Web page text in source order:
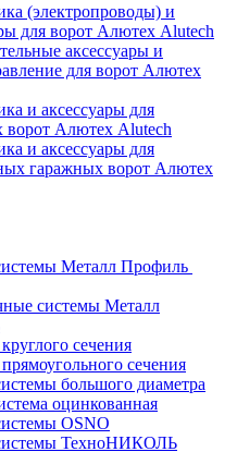
(электропроводы) и
для ворот Алютех Alutech
аксессуары и
для ворот Алютех
и аксессуары для
ворот Алютех Alutech
и аксессуары для
гаражных ворот Алютех
Металл Профиль
системы Металл
сечения
сечения
большого диаметра
оцинкованная
OSNO
ТехноНИКОЛЬ